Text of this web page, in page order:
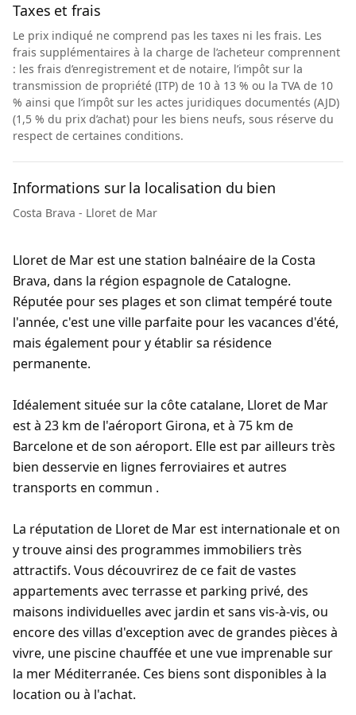
Taxes et frais
Le prix indiqué ne comprend pas les taxes ni les frais. Les
frais supplémentaires à la charge de l’acheteur comprennent
: les frais d’enregistrement et de notaire, l’impôt sur la
transmission de propriété (ITP) de 10 à 13 % ou la TVA de 10
% ainsi que l’impôt sur les actes juridiques documentés (AJD)
(1,5 % du prix d’achat) pour les biens neufs, sous réserve du
respect de certaines conditions.
Informations sur la localisation du bien
Costa Brava - Lloret de Mar
Lloret de Mar est une station balnéaire de la Costa
Brava, dans la région espagnole de Catalogne.
Réputée pour ses plages et son climat tempéré toute
l'année, c'est une ville parfaite pour les vacances d'été,
mais également pour y établir sa résidence
permanente.
Idéalement située sur la côte catalane, Lloret de Mar
est à 23 km de l'aéroport Girona, et à 75 km de
Barcelone et de son aéroport. Elle est par ailleurs très
bien desservie en lignes ferroviaires et autres
transports en commun .
La réputation de Lloret de Mar est internationale et on
y trouve ainsi des programmes immobiliers très
attractifs. Vous découvrirez de ce fait de vastes
appartements avec terrasse et parking privé, des
maisons individuelles avec jardin et sans vis-à-vis, ou
encore des villas d'exception avec de grandes pièces à
vivre, une piscine chauffée et une vue imprenable sur
la mer Méditerranée. Ces biens sont disponibles à la
location ou à l'achat.